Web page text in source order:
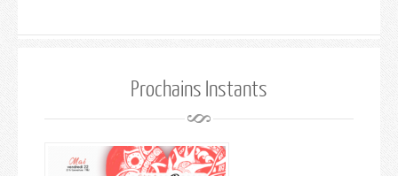
Prochains Instants